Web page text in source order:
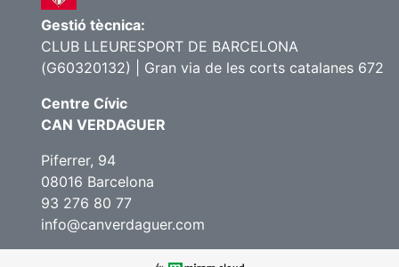
Gestió tècnica:
CLUB LLEURESPORT DE BARCELONA
(G60320132) | Gran via de les corts catalanes 672
Centre Cívic
CAN VERDAGUER
Piferrer, 94
08016 Barcelona
93 276 80 77
info@canverdaguer.com